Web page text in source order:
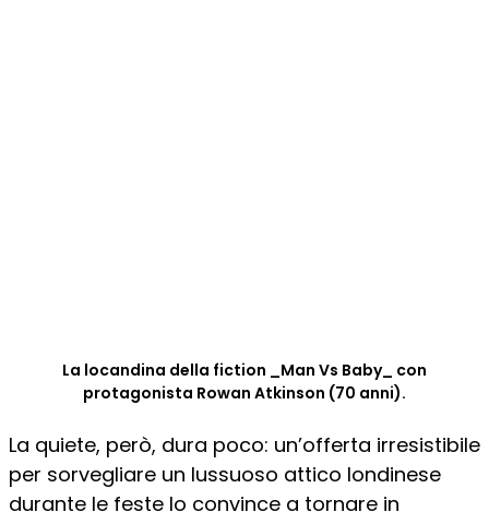
La locandina della fiction _Man Vs Baby_ con
protagonista Rowan Atkinson (70 anni).
La quiete, però, dura poco: un’offerta irresistibile
per sorvegliare un lussuoso attico londinese
durante le feste lo convince a tornare in